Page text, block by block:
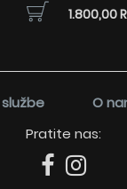
1.800,00
O
Pratite nas: